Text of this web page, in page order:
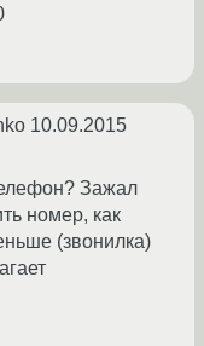
10.09.2015
Зажал
номер, как
(звонилка)